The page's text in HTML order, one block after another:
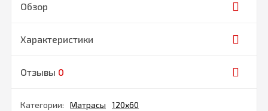
Обзор
Характеристики
Отзывы 0
Категории: Матрасы 120х60